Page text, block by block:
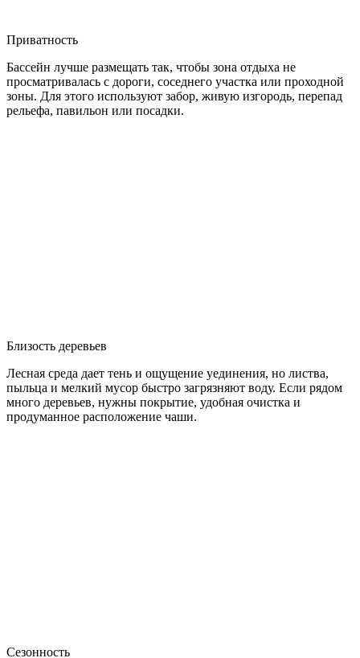
Приватность
Бассейн лучше размещать так, чтобы зона отдыха не
просматривалась с дороги, соседнего участка или проходной
зоны. Для этого используют забор, живую изгородь, перепад
рельефа, павильон или посадки.
Близость деревьев
Лесная среда дает тень и ощущение уединения, но листва,
пыльца и мелкий мусор быстро загрязняют воду. Если рядом
много деревьев, нужны покрытие, удобная очистка и
продуманное расположение чаши.
Сезонность